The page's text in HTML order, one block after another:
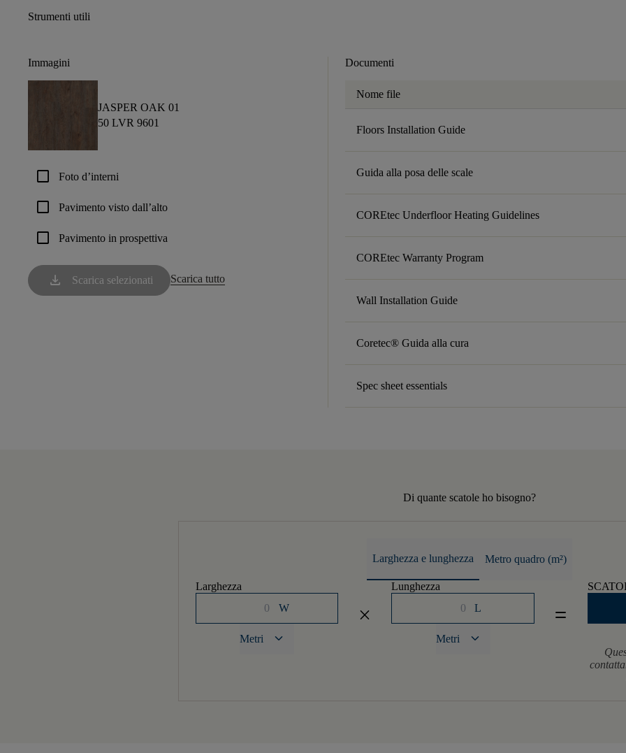
Strumenti utili
Immagini
JASPER OAK 01
50 LVR 9601
check_box_outline_blank Foto d’interni
check_box_outline_blank Pavimento visto dall’alto
check_box_outline_blank Pavimento in prospettiva
download Scarica selezionati Scarica tutto
Documenti
Nome file
Floors Installation Guide
Guida alla posa delle scale
COREtec Underfloor Heating Guidelines
COREtec Warranty Program
Wall Installation Guide
Coretec® Guida alla cura
Spec sheet essentials
Di quante scatole ho bisogno?
Larghezza e lunghezza Metro quadro (m²)
Larghezza
W
Metri keyboard_arrow_down
close
Lunghezza
L
Metri keyboard_arrow_down
equal